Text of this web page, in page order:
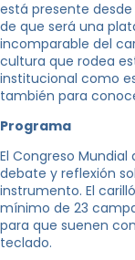
está presente
de que será una
incomparable del
cultura que rodea
institucional como
también para
Programa
El Congreso
debate y reflexión
instrumento. El
mínimo de 23
para que suenen
teclado.